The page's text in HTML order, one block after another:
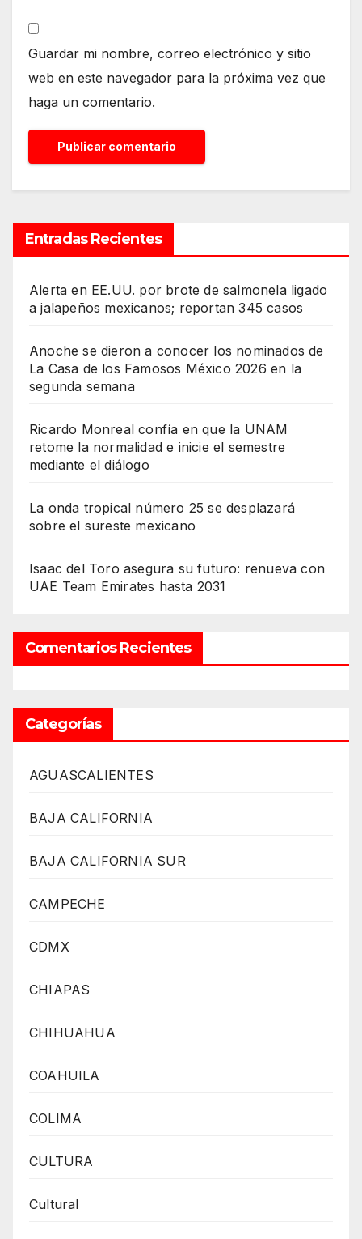
Guardar mi nombre, correo electrónico y sitio
web en este navegador para la próxima vez que
haga un comentario.
Entradas Recientes
Alerta en EE.UU. por brote de salmonela ligado
a jalapeños mexicanos; reportan 345 casos
Anoche se dieron a conocer los nominados de
La Casa de los Famosos México 2026 en la
segunda semana
Ricardo Monreal confía en que la UNAM
retome la normalidad e inicie el semestre
mediante el diálogo
La onda tropical número 25 se desplazará
sobre el sureste mexicano
Isaac del Toro asegura su futuro: renueva con
UAE Team Emirates hasta 2031
Comentarios Recientes
Categorías
AGUASCALIENTES
BAJA CALIFORNIA
BAJA CALIFORNIA SUR
CAMPECHE
CDMX
CHIAPAS
CHIHUAHUA
COAHUILA
COLIMA
CULTURA
Cultural